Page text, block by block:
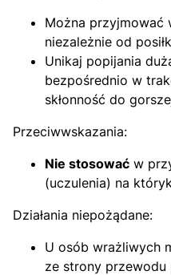
Można przyjmować
niezależnie od
Unikaj popijania
bezpośrednio w
skłonność do
Przeciwwskazania:
Nie stosować w
(uczulenia) na
Działania niepożądane:
U osób wrażliwych
ze strony